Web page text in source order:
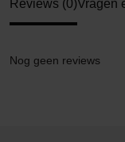
Reviews (0)Vragen
Nog geen reviews